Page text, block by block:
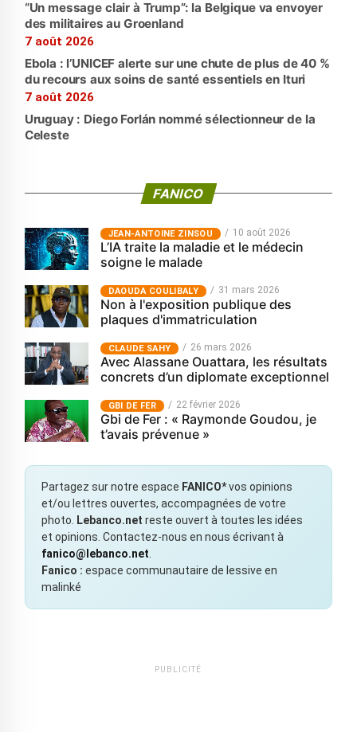
“Un message clair à Trump”: la Belgique va envoyer
des militaires au Groenland
7 août 2026
Ebola : l’UNICEF alerte sur une chute de plus de 40 %
du recours aux soins de santé essentiels en Ituri
7 août 2026
Uruguay : Diego Forlán nommé sélectionneur de la
Celeste
FANICO
JEAN-ANTOINE ZINSOU 10 août 2026
L’IA traite la maladie et le médecin
soigne le malade
‎DAOUDA COULIBALY 31 mars 2026
Non à l'exposition publique des
plaques d'immatriculation
CLAUDE SAHY 26 mars 2026
Avec Alassane Ouattara, les résultats
concrets d’un diplomate exceptionnel
GBI DE FER 22 février 2026
Gbi de Fer : « Raymonde Goudou, je
t’avais prévenue »
Partagez sur notre espace FANICO*vos opinions
et/ou lettres ouvertes, accompagnées de votre
photo.
Lebanco.net reste ouvert à toutes les idées
et opinions. Contactez-nous en nous écrivant à
fanico@lebanco.net
Fanico : espace communautaire de lessive en
malinké
PUBLICITÉ